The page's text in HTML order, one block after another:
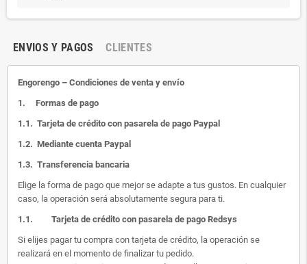
ENVIOS Y PAGOS CLIENTES
Engorengo – Condiciones de venta y envío
1. Formas de pago
1.1. Tarjeta de crédito con pasarela de pago Paypal
1.2. Mediante cuenta Paypal
1.3. Transferencia bancaria
Elige la forma de pago que mejor se adapte a tus gustos. En cualquier
caso, la operación será absolutamente segura para ti.
1.1. Tarjeta de crédito con pasarela de pago Redsys
Si elijes pagar tu compra con tarjeta de crédito, la operación se
realizará en el momento de finalizar tu pedido.